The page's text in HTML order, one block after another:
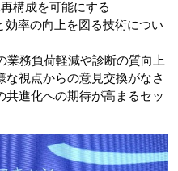
構成を可能にする
効率の向上を図る技術につい
業務負荷軽減や診断の質向上
視点からの意見交換がなさ
進化への期待が高まるセッ